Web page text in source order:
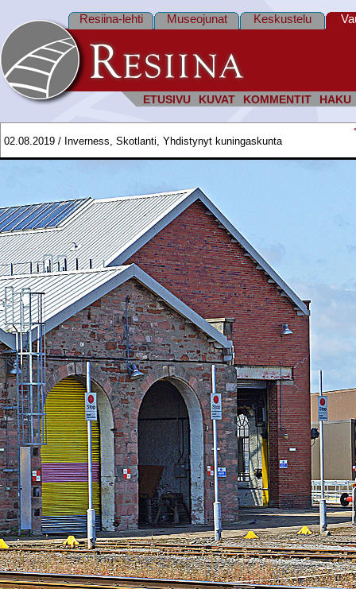
ETUSIVU KUVAT KOMMENTIT HAKU
Resiina-lehti Museojunat Keskustelu
02.08.2019 / Inverness, Skotlanti, Yhdistynyt kuningaskunta